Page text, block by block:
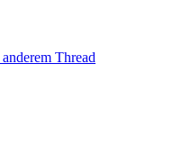
Thread